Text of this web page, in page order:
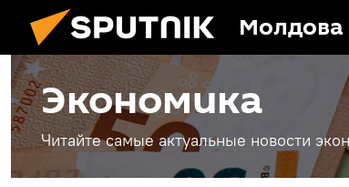
Молдова
Экономика
Читайте самые актуальные новости